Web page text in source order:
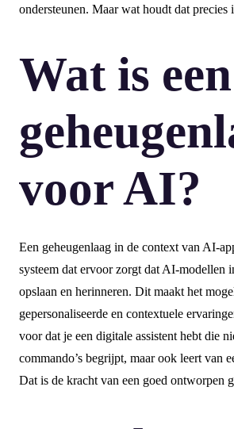
ondersteunen. Maar wat houdt dat precies
Wat is een
voor AI?
Een geheugenlaag in de context van AI-
systeem dat ervoor zorgt dat AI-modellen
opslaan en herinneren. Dit maakt het
gepersonaliseerde en contextuele
voor dat je een digitale assistent hebt die
commando’s begrijpt, maar ook leert van
Dat is de kracht van een goed ontworpen